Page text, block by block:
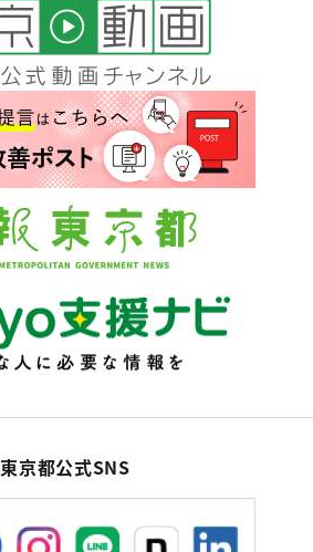
東京都公式SNS